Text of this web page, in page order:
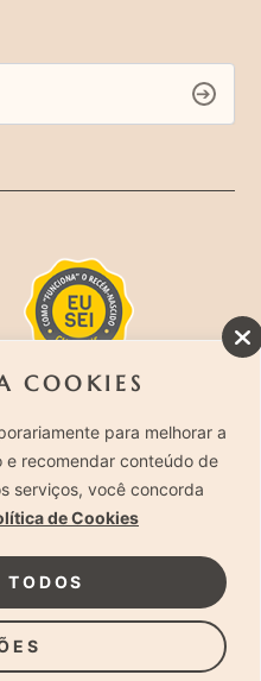
COOKIES
para melhorar a
e recomendar conteúdo de
serviços, você concorda
de Cookies
TODOS
Pinheiros, São Paulo –
(11) 94494-1818
Aquie acesse nossa